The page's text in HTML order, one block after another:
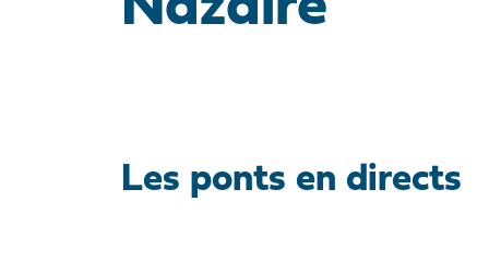
Les ponts en directs